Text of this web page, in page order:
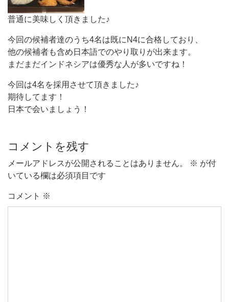
普通に美味しく頂きました♪
今回の候補者達のうち4名は既にN4に合格しており、
他の候補者も含め日本語でのやり取りが出来ます。
まだまだインドネシアは優秀な人が多いですね！
今回は4名を採用させて頂きました♪
期待してます！
日本で会いましょう！
コメントを残す
メールアドレスが公開されることはありません。 ※ が付
いている欄は必須項目です
コメント ※